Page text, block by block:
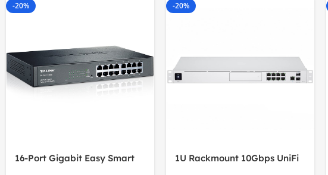
-20%
16-Port Gigabit Easy Smart
-20%
1U Rackmount 10Gbps UniFi